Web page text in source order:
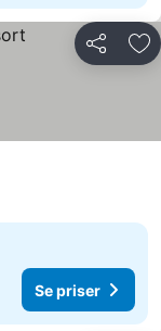
Del
Se priser